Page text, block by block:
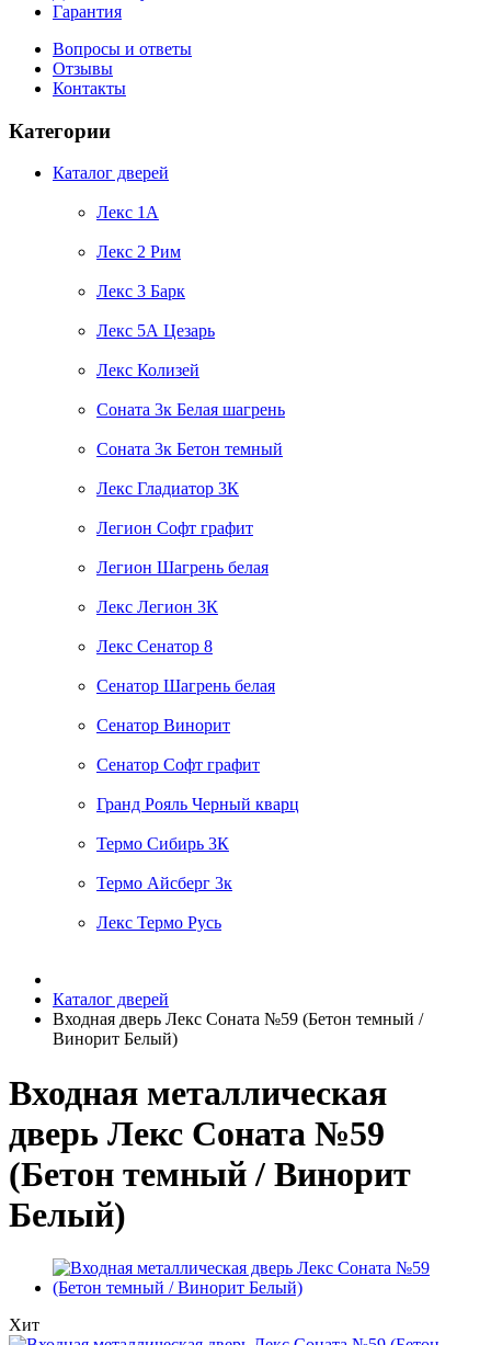
Гарантия
Вопросы и ответы
Отзывы
Контакты
Категории
Каталог дверей
Лекс 1А
Лекс 2 Рим
Лекс 3 Барк
Лекс 5А Цезарь
Лекс Колизей
Соната 3к Белая шагрень
Соната 3к Бетон темный
Лекс Гладиатор 3К
Легион Софт графит
Легион Шагрень белая
Лекс Легион 3К
Лекс Сенатор 8
Сенатор Шагрень белая
Сенатор Винорит
Сенатор Софт графит
Гранд Рояль Черный кварц
Термо Сибирь 3К
Термо Айсберг 3к
Лекс Термо Русь
Каталог дверей
Входная дверь Лекс Соната №59 (Бетон темный /
Винорит Белый)
Входная металлическая
дверь Лекс Соната №59
(Бетон темный / Винорит
Белый)
Хит